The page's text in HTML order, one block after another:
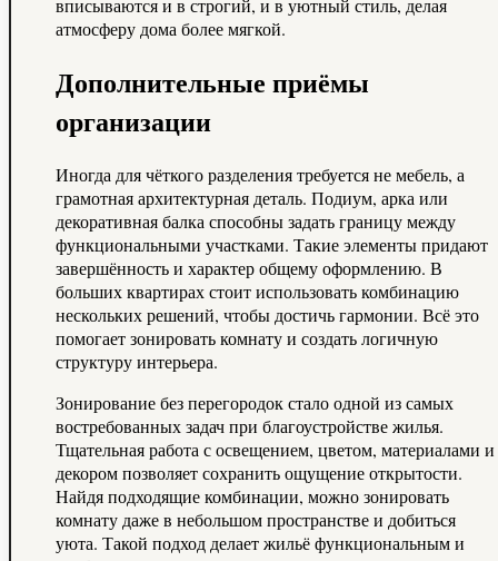
вписываются и в строгий, и в уютный стиль, делая
атмосферу дома более мягкой.
Дополнительные приёмы
организации
Иногда для чёткого разделения требуется не мебель, а
грамотная архитектурная деталь. Подиум, арка или
декоративная балка способны задать границу между
функциональными участками. Такие элементы придают
завершённость и характер общему оформлению. В
больших квартирах стоит использовать комбинацию
нескольких решений, чтобы достичь гармонии. Всё это
помогает зонировать комнату и создать логичную
структуру интерьера.
Зонирование без перегородок стало одной из самых
востребованных задач при благоустройстве жилья.
Тщательная работа с освещением, цветом, материалами и
декором позволяет сохранить ощущение открытости.
Найдя подходящие комбинации, можно зонировать
комнату даже в небольшом пространстве и добиться
уюта. Такой подход делает жильё функциональным и